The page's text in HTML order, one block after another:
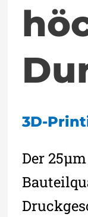
3D-
Der